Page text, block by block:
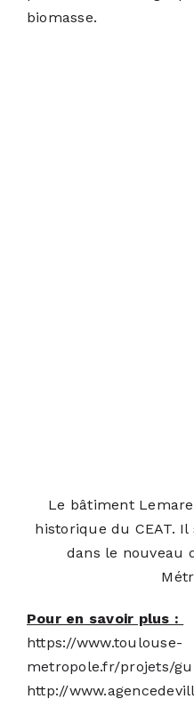
biomasse.
Le bâtiment
historique du CEAT.
dans le nouveau
Pour en savoir plus :
https://www.toulouse-
metropole.fr/projets/
http://